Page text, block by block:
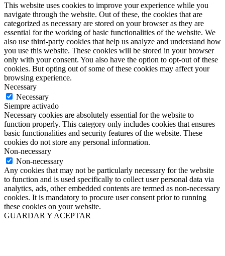
This website uses cookies to improve your experience while you
navigate through the website. Out of these, the cookies that are
categorized as necessary are stored on your browser as they are
essential for the working of basic functionalities of the website. We
also use third-party cookies that help us analyze and understand how
you use this website. These cookies will be stored in your browser
only with your consent. You also have the option to opt-out of these
cookies. But opting out of some of these cookies may affect your
browsing experience.
Necessary
Necessary
Siempre activado
Necessary cookies are absolutely essential for the website to
function properly. This category only includes cookies that ensures
basic functionalities and security features of the website. These
cookies do not store any personal information.
Non-necessary
Non-necessary
Any cookies that may not be particularly necessary for the website
to function and is used specifically to collect user personal data via
analytics, ads, other embedded contents are termed as non-necessary
cookies. It is mandatory to procure user consent prior to running
these cookies on your website.
GUARDAR Y ACEPTAR